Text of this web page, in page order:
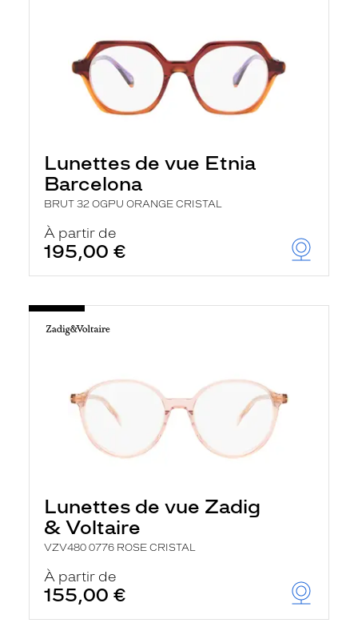
Lunettes de vue Etnia
Barcelona
BRUT 32 OGPU ORANGE CRISTAL
À partir de
195,00 €
Lunettes de vue Zadig
& Voltaire
VZV480 0776 ROSE CRISTAL
À partir de
155,00 €